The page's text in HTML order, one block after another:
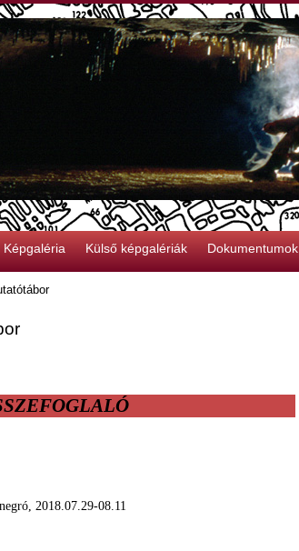
Képgaléria Külső képgalériák Dokumentumok
2018.07.29-08.11